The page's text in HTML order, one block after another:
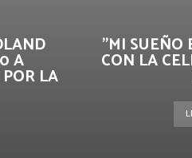
A
LA
"MI SUEÑO
CON LA